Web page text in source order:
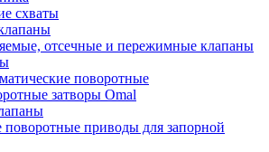
схваты
отсечные и пережимные клапаны
поворотные
затворы Omal
поворотные приводы для запорной